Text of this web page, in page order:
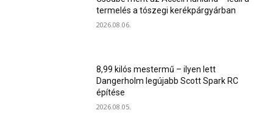
termelés a tószegi kerékpárgyárban
2026.08.06.
8,99 kilós mestermű – ilyen lett
Dangerholm legújabb Scott Spark RC
építése
2026.08.05.